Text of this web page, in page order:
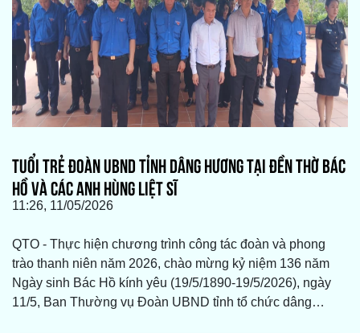
TUỔI TRẺ ĐOÀN UBND TỈNH DÂNG HƯƠNG TẠI ĐỀN THỜ BÁC
HỒ VÀ CÁC ANH HÙNG LIỆT SĨ
11:26, 11/05/2026
QTO - Thực hiện chương trình công tác đoàn và phong
trào thanh niên năm 2026, chào mừng kỷ niệm 136 năm
Ngày sinh Bác Hồ kính yêu (19/5/1890-19/5/2026), ngày
11/5, Ban Thường vụ Đoàn UBND tỉnh tổ chức dâng